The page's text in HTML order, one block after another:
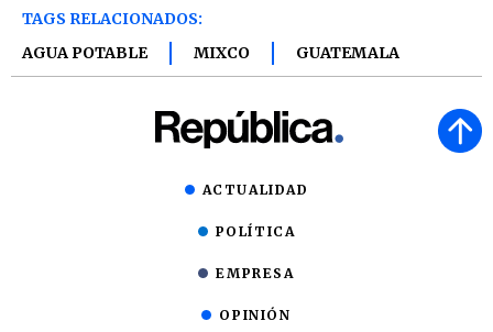
TAGS RELACIONADOS:
AGUA POTABLE
MIXCO GUATEMALA
ACTUALIDAD
POLÍTICA
EMPRESA
OPINIÓN